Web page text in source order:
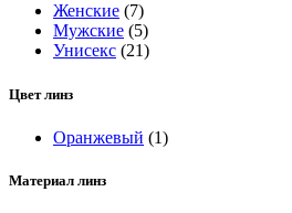
Женские (7)
Мужские (5)
Унисекс (21)
Цвет линз
Оранжевый (1)
Материал линз